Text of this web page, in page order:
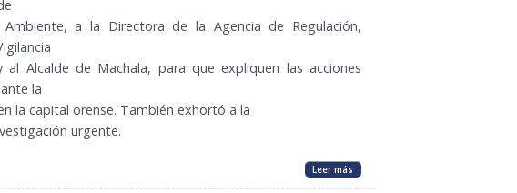
Ambiente, a la Directora de la Agencia de Regulación,
al Alcalde de Machala, para que expliquen las acciones
la
la capital orense. También exhortó a la
urgente.
Leer más